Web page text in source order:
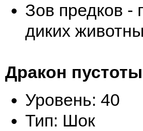
Зов предков -
диких
Дракон пустоты
Уровень: 40
Тип: Шок